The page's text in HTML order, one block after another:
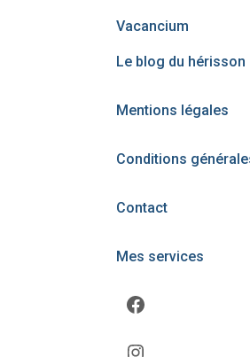
Vacancium
Le blog du hérisson
Mentions légales
Conditions
Contact
Mes services